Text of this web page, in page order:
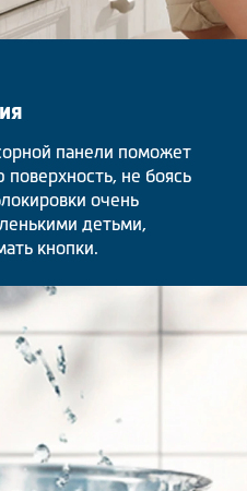
панели поможет
не боясь
очень
детьми,
кнопки.